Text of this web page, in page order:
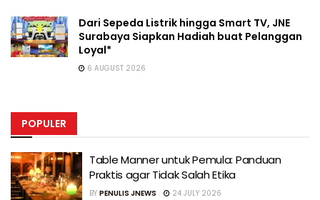
Dari Sepeda Listrik hingga Smart TV, JNE
Surabaya Siapkan Hadiah buat Pelanggan
Loyal*
6 AUGUST 2026
POPULER
Table Manner untuk Pemula: Panduan
Praktis agar Tidak Salah Etika
BY PENULIS JNEWS 24 JULY 2026